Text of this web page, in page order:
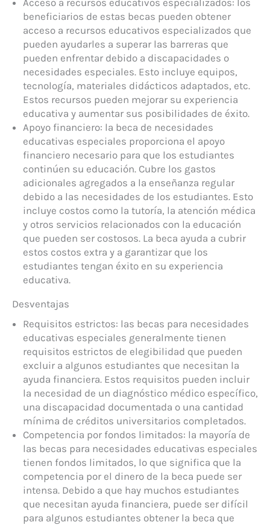
Acceso a recursos educativos especializados: los
beneficiarios de estas becas pueden obtener
acceso a recursos educativos especializados que
pueden ayudarles a superar las barreras que
pueden enfrentar debido a discapacidades o
necesidades especiales. Esto incluye equipos,
tecnología, materiales didácticos adaptados, etc.
Estos recursos pueden mejorar su experiencia
educativa y aumentar sus posibilidades de éxito.
Apoyo financiero: la beca de necesidades
educativas especiales proporciona el apoyo
financiero necesario para que los estudiantes
continúen su educación. Cubre los gastos
adicionales agregados a la enseñanza regular
debido a las necesidades de los estudiantes. Esto
incluye costos como la tutoría, la atención médica
y otros servicios relacionados con la educación
que pueden ser costosos. La beca ayuda a cubrir
estos costos extra y a garantizar que los
estudiantes tengan éxito en su experiencia
educativa.
Desventajas
Requisitos estrictos: las becas para necesidades
educativas especiales generalmente tienen
requisitos estrictos de elegibilidad que pueden
excluir a algunos estudiantes que necesitan la
ayuda financiera. Estos requisitos pueden incluir
la necesidad de un diagnóstico médico específico,
una discapacidad documentada o una cantidad
mínima de créditos universitarios completados.
Competencia por fondos limitados: la mayoría de
las becas para necesidades educativas especiales
tienen fondos limitados, lo que significa que la
competencia por el dinero de la beca puede ser
intensa. Debido a que hay muchos estudiantes
que necesitan ayuda financiera, puede ser difícil
para algunos estudiantes obtener la beca que